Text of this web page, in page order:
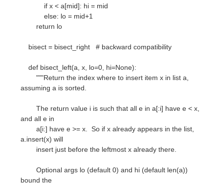
if x < a[mid]: hi = mid
else: lo = mid+1
return lo
bisect = bisect_right # backward compatibility
def bisect_left(a, x, lo=0, hi=None):
"""Return the index where to insert item x in list a,
assuming a is sorted.
The return value i is such that all e in a[:i] have e < x,
and all e in
a[i:] have e >= x. So if x already appears in the list,
a.insert(x) will
insert just before the leftmost x already there.
Optional args lo (default 0) and hi (default len(a))
bound the